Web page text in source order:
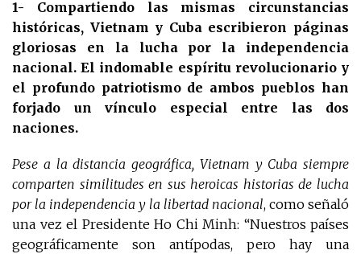
1- Compartiendo las mismas circunstancias
históricas, Vietnam y Cuba escribieron páginas
gloriosas en la lucha por la independencia
nacional. El indomable espíritu revolucionario y
el profundo patriotismo de ambos pueblos han
forjado un vínculo especial entre las dos
naciones.
Pese a la distancia geográfica, Vietnam y Cuba siempre
comparten similitudes en sus heroicas historias de lucha
por la independencia y la libertad nacional, como señaló
una vez el Presidente Ho Chi Minh: “Nuestros países
geográficamente son antípodas, pero hay una